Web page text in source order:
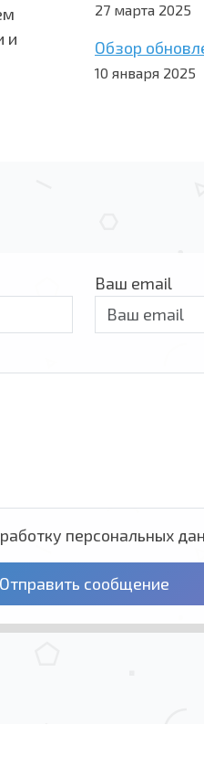
и
27 марта 2025
Обзор
10 января 2025
Ваш email
персональных
Отправить сообщение